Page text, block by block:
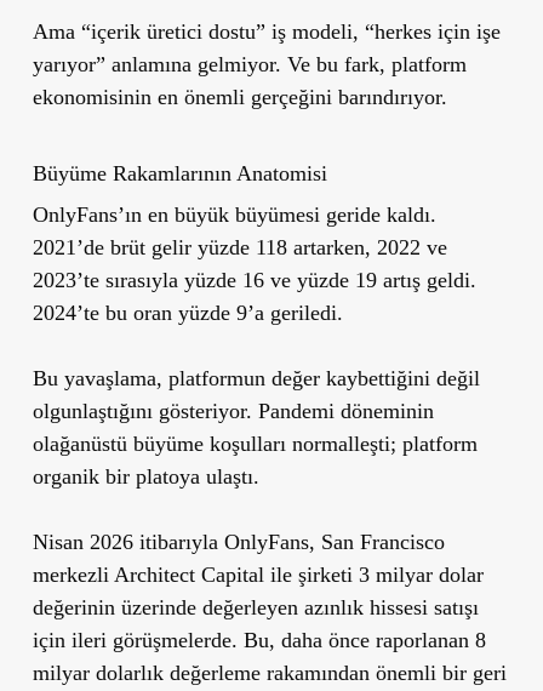
Ama “içerik üretici dostu” iş modeli, “herkes için işe
yarıyor” anlamına gelmiyor. Ve bu fark, platform
ekonomisinin en önemli gerçeğini barındırıyor.
Büyüme Rakamlarının Anatomisi
OnlyFans’ın en büyük büyümesi geride kaldı.
2021’de brüt gelir yüzde 118 artarken, 2022 ve
2023’te sırasıyla yüzde 16 ve yüzde 19 artış geldi.
2024’te bu oran yüzde 9’a geriledi.
Bu yavaşlama, platformun değer kaybettiğini değil
olgunlaştığını gösteriyor. Pandemi döneminin
olağanüstü büyüme koşulları normalleşti; platform
organik bir platoya ulaştı.
Nisan 2026 itibarıyla OnlyFans, San Francisco
merkezli Architect Capital ile şirketi 3 milyar dolar
değerinin üzerinde değerleyen azınlık hissesi satışı
için ileri görüşmelerde. Bu, daha önce raporlanan 8
milyar dolarlık değerleme rakamından önemli bir geri